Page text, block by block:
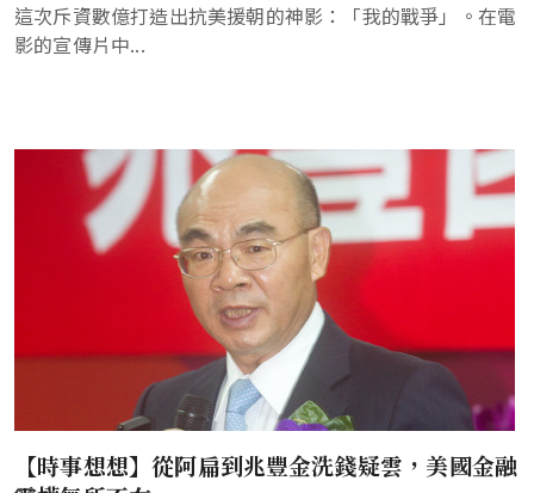
這次斥資數億打造出抗美援朝的神影：「我的戰爭」。在電
影的宣傳片中...
【時事想想】從阿扁到兆豐金洗錢疑雲，美國金融